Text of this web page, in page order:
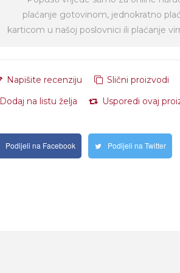
plaćanje gotovinom, jednokratno
karticom u našoj poslovnici ili plaćanje
Napišite recenziju
Slični proizvodi
Dodaj na listu želja
Usporedi ovaj
Podijeli na Facebook Podijeli na Twitter